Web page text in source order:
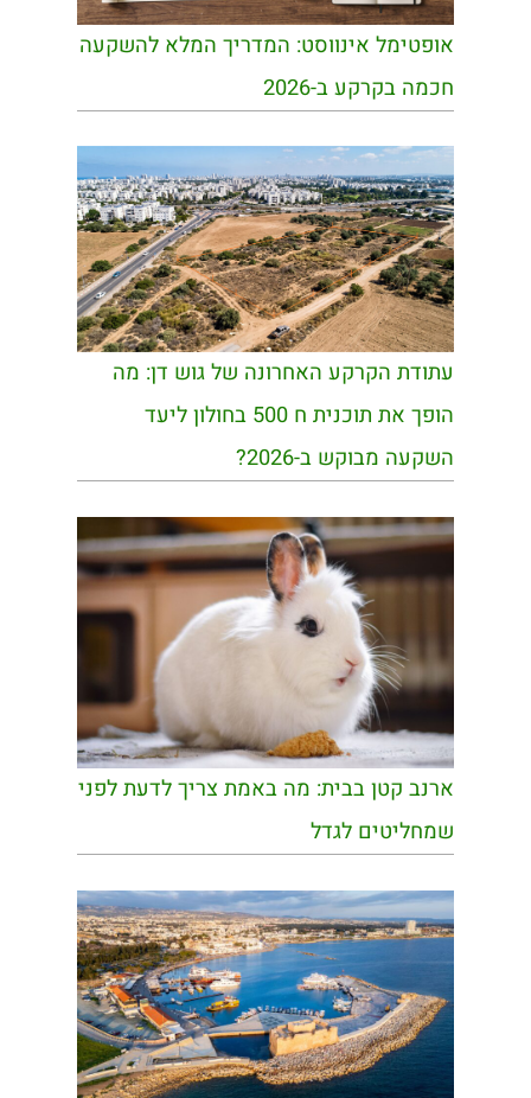
אופטימל אינווסט: המדריך המלא להשקעה
חכמה בקרקע ב-2026
עתודת הקרקע האחרונה של גוש דן: מה
הופך את תוכנית ח 500 בחולון ליעד
השקעה מבוקש ב-2026?
ארנב קטן בבית: מה באמת צריך לדעת לפני
שמחליטים לגדל